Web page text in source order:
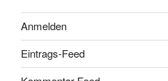
Anmelden
Eintrags-Feed